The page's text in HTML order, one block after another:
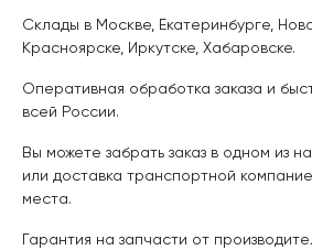
Склады в Москве, Екатеринбурге,
Красноярске, Иркутске, Хабаровске.
Оперативная обработка заказа и
всей России.
Вы можете забрать заказ в одном из
или доставка транспортной
места.
Гарантия на запчасти от